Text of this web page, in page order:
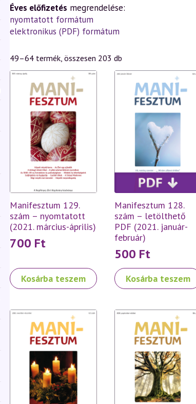
Éves előfizetés megrendelése:
nyomtatott formátum
elektronikus (PDF) formátum
49–64 termék, összesen 203 db
Manifesztum 129.
szám – nyomtatott
(2021. március-április)
700 Ft
Kosárba teszem
Manifesztum 128.
szám – letölthető
PDF (2021. január-
február)
500 Ft
Kosárba teszem